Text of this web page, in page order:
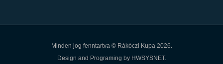
Minden jog fenntartva ©Rákóczi Kupa 2026.
Design and Programing byHWSYSNET.